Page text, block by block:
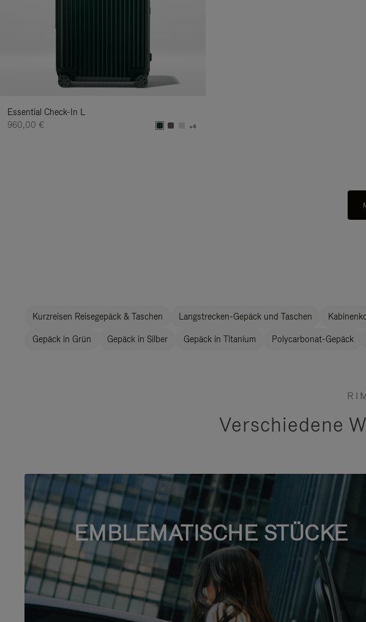
Essential Check-In L
960,00 €
+4
Kurzreisen Reisegepäck & Taschen Langstrecken-Gepäck und Taschen
Gepäck in Grün Gepäck in Silber Gepäck in Titanium Polycarbonat-Gepäck
Verschiedene
EMBLEMATISCHE STÜCKE